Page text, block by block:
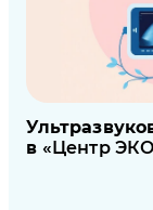
в
Центр